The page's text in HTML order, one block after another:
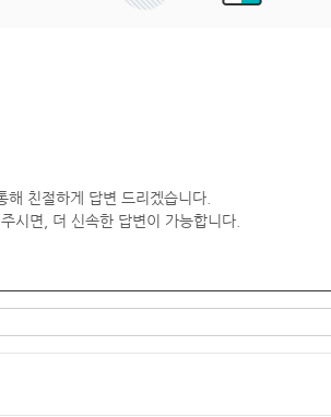
친절하게 답변 드리겠습니다.
시면, 더 신속한 답변이 가능합니다.